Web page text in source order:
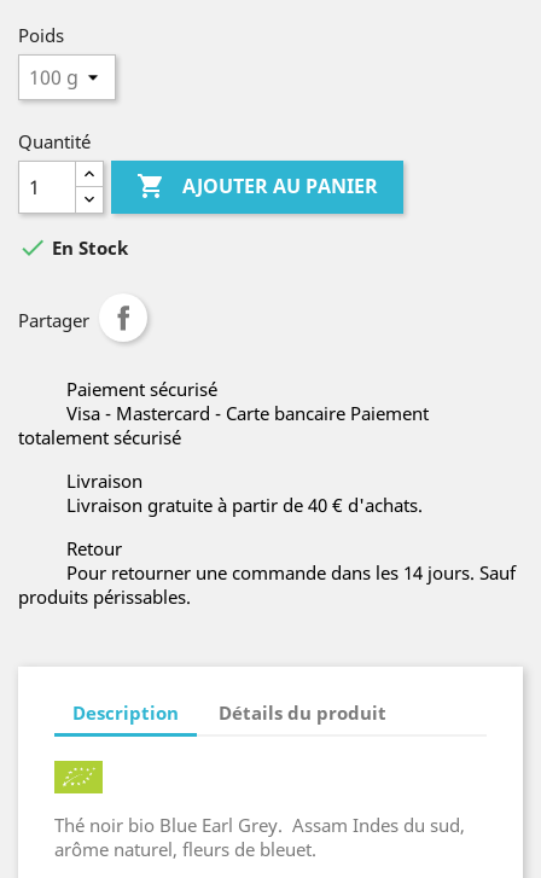
Poids
Quantité
 AJOUTER AU PANIER
 En Stock
Partager
Paiement sécurisé
Visa - Mastercard - Carte bancaire Paiement
totalement sécurisé
Livraison
Livraison gratuite à partir de 40 € d'achats.
Retour
Pour retourner une commande dans les 14 jours. Sauf
produits périssables.
Description Détails du produit
Thé noir bio Blue Earl Grey. Assam Indes du sud,
arôme naturel, fleurs de bleuet.